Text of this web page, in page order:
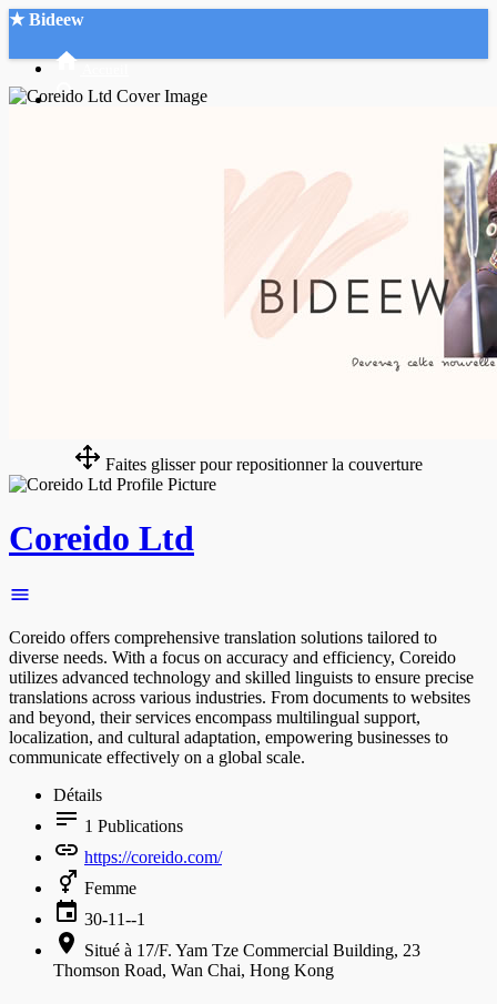
★ Bideew
Faites glisser pour repositionner la couverture
Coreido Ltd
Coreido offers comprehensive translation solutions tailored to
diverse needs. With a focus on accuracy and efficiency, Coreido
utilizes advanced technology and skilled linguists to ensure precise
translations across various industries. From documents to websites
and beyond, their services encompass multilingual support,
localization, and cultural adaptation, empowering businesses to
communicate effectively on a global scale.
Détails
1 Publications
https://coreido.com/
Femme
30-11--1
Situé à 17/F. Yam Tze Commercial Building, 23
Thomson Road, Wan Chai, Hong Kong